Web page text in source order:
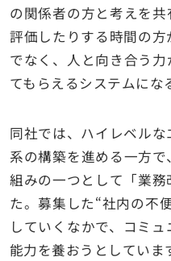
の関係者の方と考えを
評価したりする時間の
でなく、人と向き合う
てもらえるシステムにな
同社では、ハイレベル
系の構築を進める一方
組みの一つとして「業
た。募集した“社内の不
していくなかで、コミ
能力を養おうとしていま